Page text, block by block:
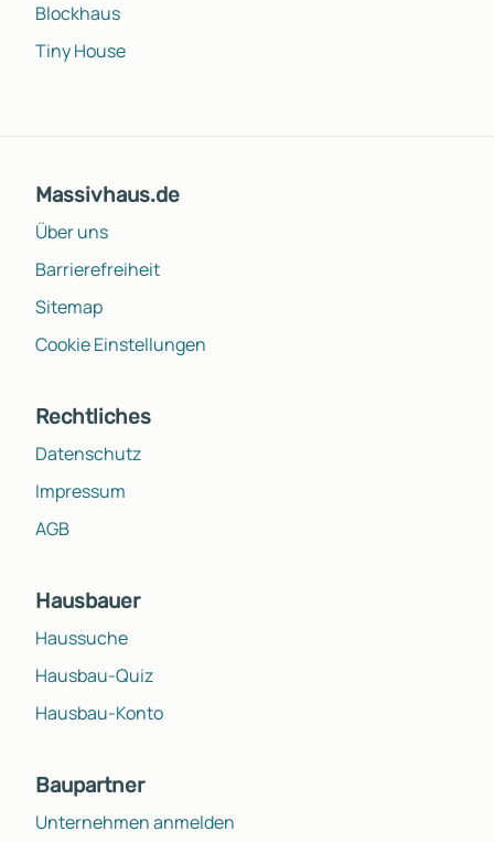
Blockhaus
Tiny House
Massivhaus.de
Über uns
Barrierefreiheit
Sitemap
Cookie Einstellungen
Rechtliches
Datenschutz
Impressum
AGB
Hausbauer
Haussuche
Hausbau-Quiz
Hausbau-Konto
Baupartner
Unternehmen anmelden